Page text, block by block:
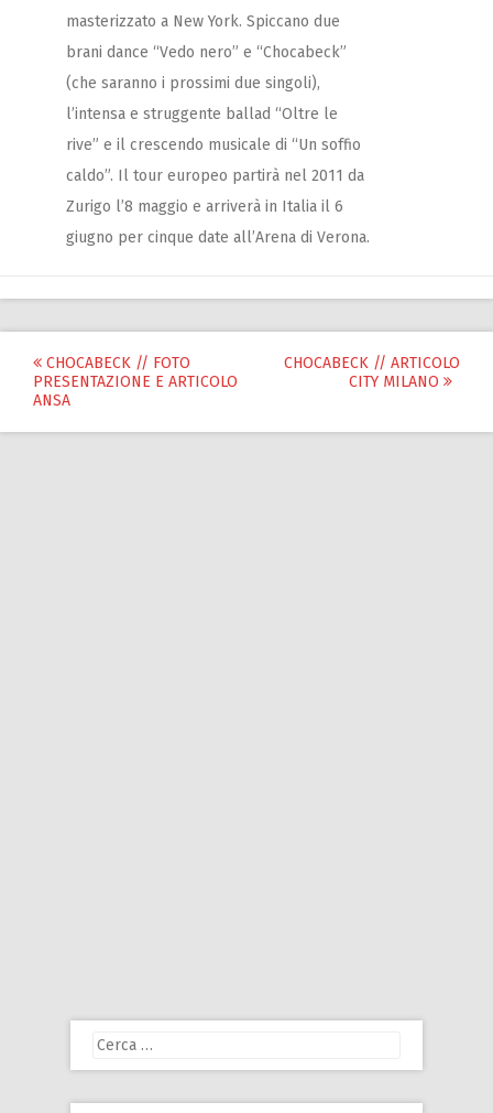
masterizzato a New York. Spiccano due
brani dance “Vedo nero” e “Chocabeck”
(che saranno i prossimi due singoli),
l’intensa e struggente ballad “Oltre le
rive” e il crescendo musicale di “Un soffio
caldo”. Il tour europeo partirà nel 2011 da
Zurigo l’8 maggio e arriverà in Italia il 6
giugno per cinque date all’Arena di Verona.
Post
navigation
CHOCABECK // FOTO
PRESENTAZIONE E ARTICOLO
ANSA
CHOCABECK // ARTICOLO
CITY MILANO
Ricerca